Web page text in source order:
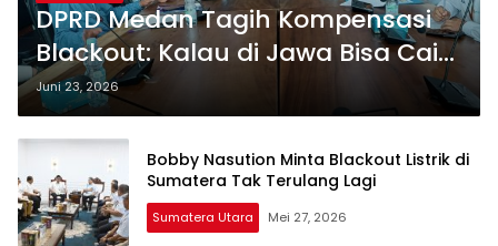
DPRD Medan Tagih Kompensasi
Blackout: Kalau di Jawa Bisa Cair
Cepat, Kenapa di Sini Harus
Menunggu?
Juni 23, 2026
Bobby Nasution Minta Blackout Listrik di
Sumatera Tak Terulang Lagi
Sumatera Utara Mei 27, 2026